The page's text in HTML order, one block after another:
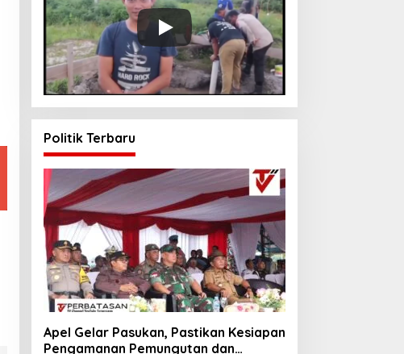
Politik Terbaru
Apel Gelar Pasukan, Pastikan Kesiapan
Pengamanan Pemungutan dan